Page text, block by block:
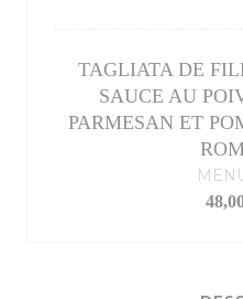
TAGLIATA DE
SAUCE AU
PARMESAN ET